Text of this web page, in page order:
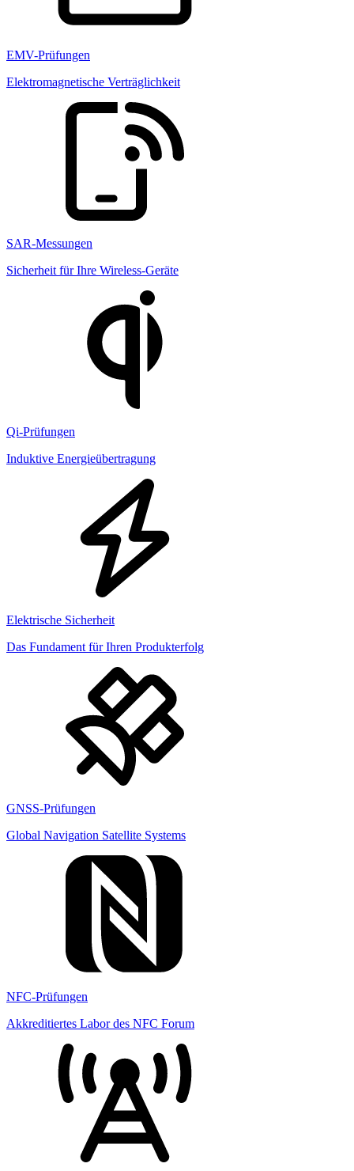
EMV-Prüfungen
Elektromagnetische Verträglichkeit
SAR-Messungen
Sicherheit für Ihre Wireless-Geräte
Qi-Prüfungen
Induktive Energieübertragung
Elektrische Sicherheit
Das Fundament für Ihren Produkterfolg
GNSS-Prüfungen
Global Navigation Satellite Systems
NFC-Prüfungen
Akkreditiertes Labor des NFC Forum